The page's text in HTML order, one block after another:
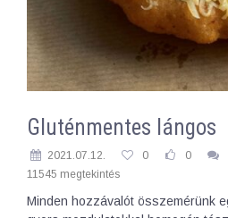
Gluténmentes lángos
2021.07.12. 0 0
11545 megtekintés
Minden hozzávalót összemérünk